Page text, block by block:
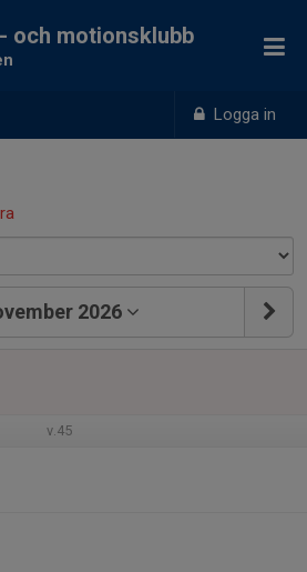
Logga in
och motionsklubb
2026
v.45